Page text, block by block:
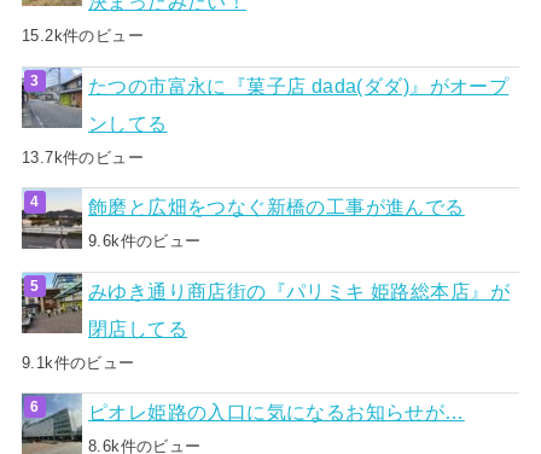
15.2k件のビュー
たつの市富永に『菓子店 dada(ダダ)』がオープ
ンしてる
13.7k件のビュー
飾磨と広畑をつなぐ新橋の工事が進んでる
9.6k件のビュー
みゆき通り商店街の『パリミキ 姫路総本店』が
閉店してる
9.1k件のビュー
ピオレ姫路の入口に気になるお知らせが…
8.6k件のビュー